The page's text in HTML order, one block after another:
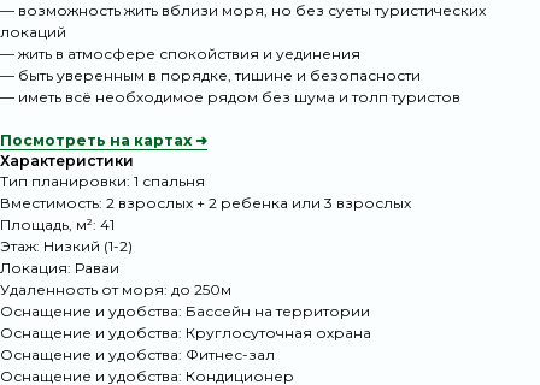
— возможность жить вблизи моря, но без суеты туристических
локаций
— жить в атмосфере спокойствия и уединения
— быть уверенным в порядке, тишине и безопасности
— иметь всё необходимое рядом без шума и толп туристов
Посмотреть на картах ➜
Характеристики
Тип планировки: 1 спальня
Вместимость: 2 взрослых + 2 ребенка или 3 взрослых
Площадь, м²: 41
Этаж: Низкий (1-2)
Локация: Раваи
Удаленность от моря: до 250м
Оснащение и удобства: Бассейн на территории
Оснащение и удобства: Круглосуточная охрана
Оснащение и удобства: Фитнес-зал
Оснащение и удобства: Кондиционер